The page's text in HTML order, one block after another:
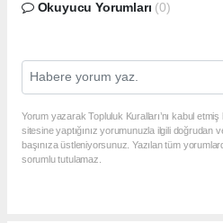
Okuyucu Yorumları (0)
Yorum yazarak Topluluk Kuralları’nı kabul
sitesine yaptığınız yorumunuzla ilgili doğrudan
başınıza üstleniyorsunuz. Yazılan tüm
sorumlu tutulamaz.